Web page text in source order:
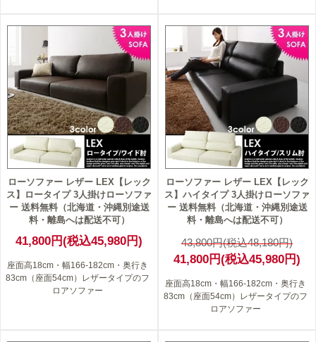
ローソファー レザー LEX【レック
ス】ロータイプ 3人掛けローソファ
ー 送料無料（北海道・沖縄別途送
料・離島へは配送不可）
41,800円(税込45,980円)
座面高18cm・幅166-182cm・奥行き
83cm（座面54cm）レザータイプのフ
ロアソファー
ローソファー レザー LEX【レック
ス】ハイタイプ 3人掛けローソファ
ー 送料無料（北海道・沖縄別途送
料・離島へは配送不可）
43,800円(税込48,180円)
41,800円(税込45,980円)
座面高18cm・幅166-182cm・奥行き
83cm（座面54cm）レザータイプのフ
ロアソファー